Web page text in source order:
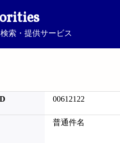
索・提供サービス
00612122
普通件名